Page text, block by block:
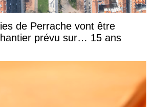
de Perrache vont être
prévu sur… 15 ans